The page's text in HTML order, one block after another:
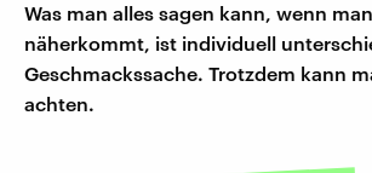
Was man alles sagen kann, wenn
näherkommt, ist individuell
Geschmackssache. Trotzdem kann
achten.